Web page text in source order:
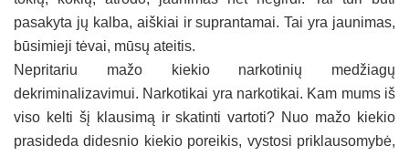
pasakyta jų kalba, aiškiai ir suprantamai. Tai yra jaunimas,
būsimieji tėvai, mūsų ateitis.
Nepritariu mažo kiekio narkotinių medžiagų
dekriminalizavimui. Narkotikai yra narkotikai. Kam mums iš
viso kelti šį klausimą ir skatinti vartoti? Nuo mažo kiekio
prasideda didesnio kiekio poreikis, vystosi priklausomybė,